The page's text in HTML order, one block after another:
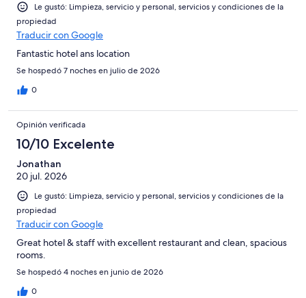
Le gustó: Limpieza, servicio y personal, servicios y condiciones de la
propiedad
Traducir con Google
Fantastic hotel ans location
Se hospedó 7 noches en julio de 2026
0
Opinión verificada
10/10 Excelente
Jonathan
20 jul. 2026
Le gustó: Limpieza, servicio y personal, servicios y condiciones de la
propiedad
Traducir con Google
Great hotel & staff with excellent restaurant and clean, spacious
rooms.
Se hospedó 4 noches en junio de 2026
0